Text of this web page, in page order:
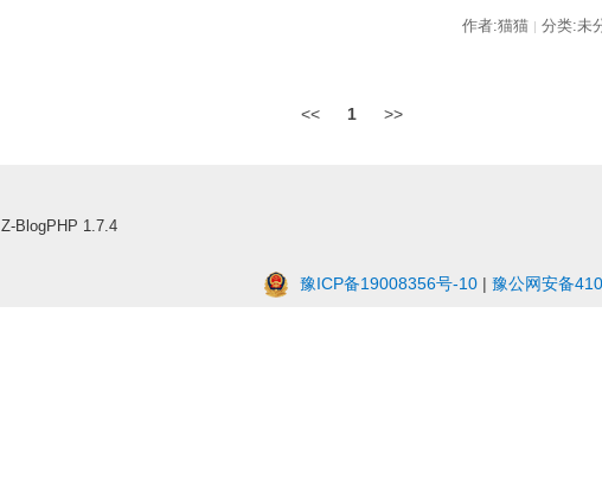
作者:猫猫 | 分类:未
<< 1 >>
Z-BlogPHP 1.7.4
豫ICP备19008356号-10 | 豫公网安备